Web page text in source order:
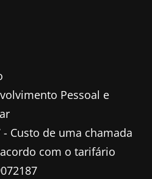
Pessoal e
- Custo de uma chamada
com o tarifário